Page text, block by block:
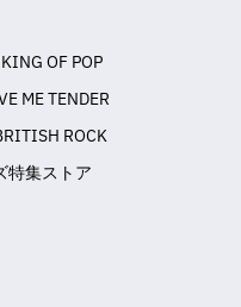
OF POP
ME TENDER
ROCK
特集ストア